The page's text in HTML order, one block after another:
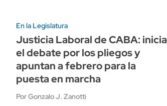
En la Legislatura
Justicia Laboral de CABA: inicia
el debate por los pliegos y
apuntan a febrero para la
puesta en marcha
Por Gonzalo J. Zanotti